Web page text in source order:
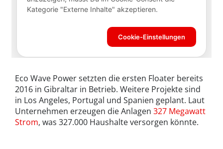
Eco Wave Power setzten die ersten Floater bereits
2016 in Gibraltar in Betrieb. Weitere Projekte sind
in Los Angeles, Portugal und Spanien geplant. Laut
Unternehmen erzeugen die Anlagen 327 Megawatt
Strom, was 327.000 Haushalte versorgen könnte.